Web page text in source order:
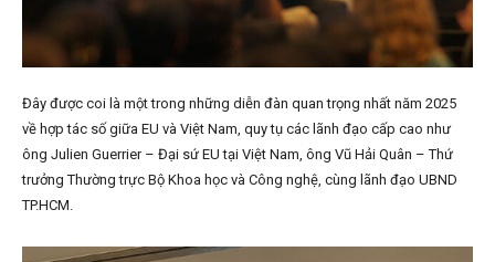
Đây được coi là một trong những diễn đàn quan trọng nhất năm 2025
về hợp tác số giữa EU và Việt Nam, quy tụ các lãnh đạo cấp cao như
ông Julien Guerrier – Đại sứ EU tại Việt Nam, ông Vũ Hải Quân – Thứ
trưởng Thường trực Bộ Khoa học và Công nghệ, cùng lãnh đạo UBND
TP.HCM.